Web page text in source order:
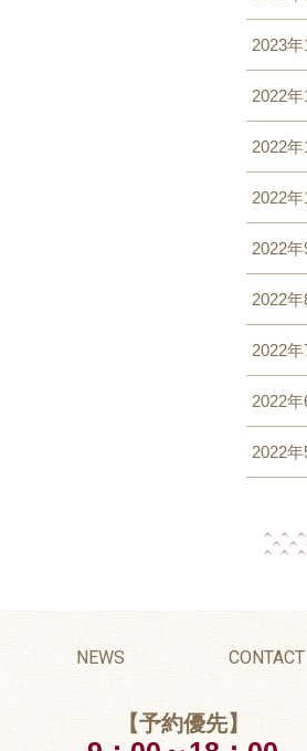
2023年
2022年
2022年
2022年
2022年
2022年
2022年
2022年
2022年
NEWS CONTACT
【予約優先】